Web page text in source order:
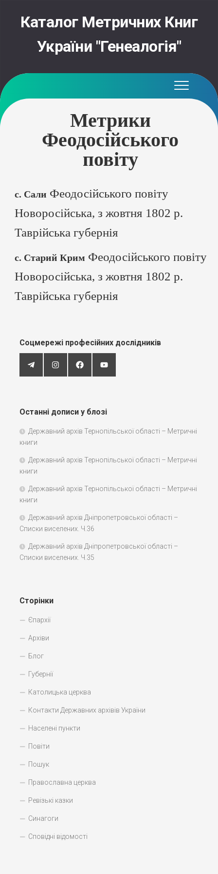
contentКаталог Метричних Книг
України "Генеалогія"
Метрики
Феодосійського
повіту
с. Сали Феодосійського повіту
Новоросійська, з жовтня 1802 р.
Таврійська губернія
с. Старий Крим Феодосійського повіту
Новоросійська, з жовтня 1802 р.
Таврійська губернія
Соцмережі професійних дослідників
Останні дописи у блозі
Державний архів Тернопільської області – Метричні
книги
Державний архів Тернопільської області – Метричні
книги
Державний архів Тернопільської області – Метричні
книги
Державний архів Дніпропетровської області –
Списки виселених. Ч.36
Державний архів Дніпропетровської області –
Списки виселених. Ч.35
Сторінки
Єпархії
Архіви
Блог
Губернії
Католицька церква
Контакти Державних архівів України
Населені пункти
Повіти
Пошук
Православна церква
Ревізькі казки
Синагоги
Сповідні відомості